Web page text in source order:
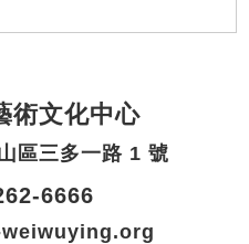
術文化中心
區三多一路 1 號
6666